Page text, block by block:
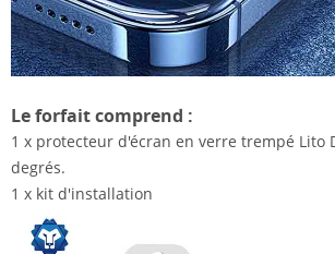
Le forfait comprend :
1 x protecteur d'écran en verre trempé Lito
degrés.
1 x kit d'installation